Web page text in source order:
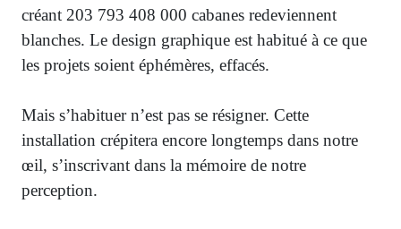
créant 203 793 408 000 cabanes redeviennent
blanches. Le design graphique est habitué à ce que
les projets soient éphémères, effacés.
Mais s’habituer n’est pas se résigner. Cette
installation crépitera encore longtemps dans notre
œil, s’inscrivant dans la mémoire de notre
perception.